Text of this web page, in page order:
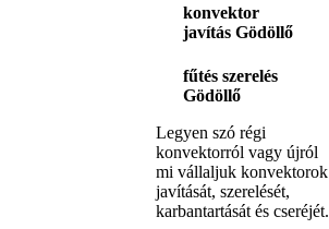
konvektor
javítás Gödöllő
fűtés szerelés
Gödöllő
Legyen szó régi
konvektorról vagy újról
mi vállaljuk konvektorok
javítását, szerelését,
karbantartását és cseréjét.